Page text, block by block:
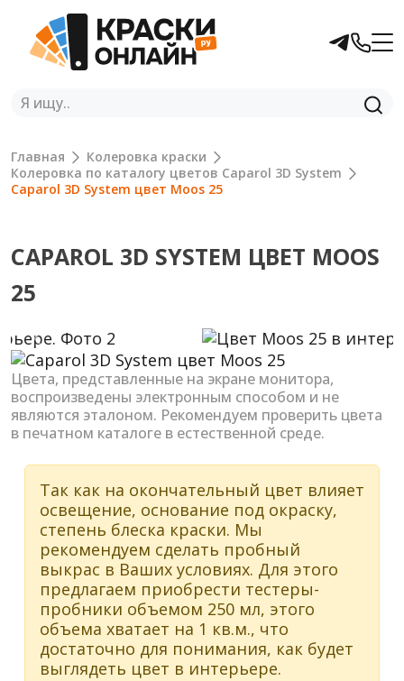
Главная
Колеровка краски
Колеровка по каталогу цветов Caparol 3D System
Caparol 3D System цвет Moos 25
CAPAROL 3D SYSTEM ЦВЕТ MOOS
25
Previous Next
Цвета, представленные на экране монитора,
воспроизведены электронным способом и не
являются эталоном. Рекомендуем проверить цвета
в печатном каталоге в естественной среде.
Так как на окончательный цвет влияет
освещение, основание под окраску,
степень блеска краски. Мы
рекомендуем сделать пробный
выкрас в Ваших условиях. Для этого
предлагаем приобрести тестеры-
пробники объемом 250 мл, этого
объема хватает на 1 кв.м., что
достаточно для понимания, как будет
выглядеть цвет в интерьере.